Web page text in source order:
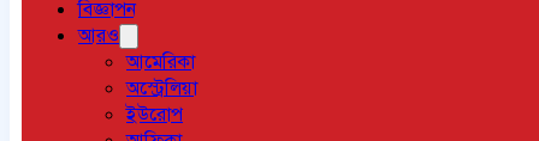
বিজ্ঞাপন
আরও
আমেরিকা
অস্ট্রেলিয়া
ইউরোপ